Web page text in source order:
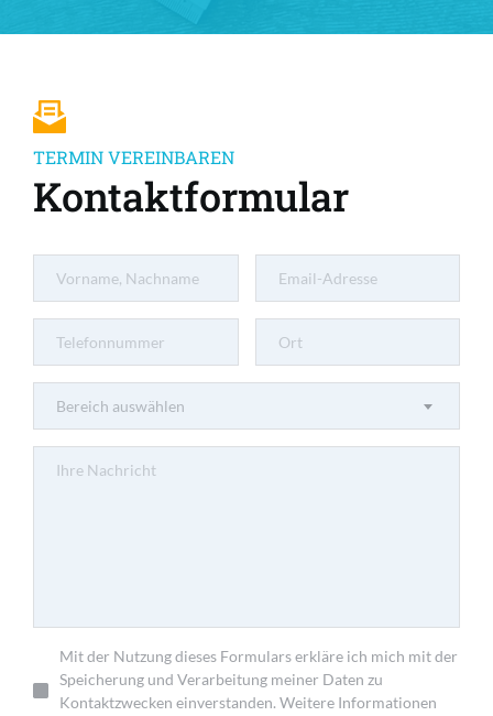
TERMIN VEREINBAREN
Kontaktformular
Bereich auswählen
Mit der Nutzung dieses Formulars erkläre ich mich mit der
Speicherung und Verarbeitung meiner Daten zu
Kontaktzwecken einverstanden. Weitere Informationen